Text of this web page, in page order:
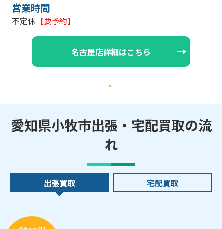
営業時間
不定休 【要予約】
名古屋店詳細はこちら
愛知県小牧市出張・宅配買取の流
れ
出張買取 宅配買取